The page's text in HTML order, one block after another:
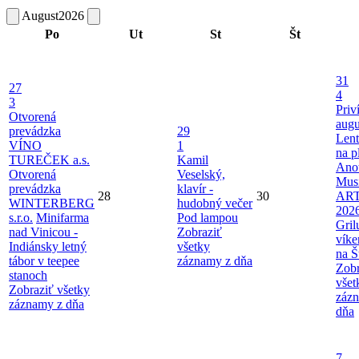
August2026
Po
Ut St Št
27
3
Otvorená
prevádzka
VÍNO
TUREČEK a.s.
Otvorená
prevádzka
WINTERBERG
s.r.o. Minifarma
nad Vinicou -
Indiánsky letný
tábor v teepee
stanoch
Zobraziť všetky
záznamy z dňa
28
29
1
Kamil
Veselský,
klavír -
hudobný večer
Pod lampou
Zobraziť
všetky
záznamy z dňa
30
31
4
na
na
dňa